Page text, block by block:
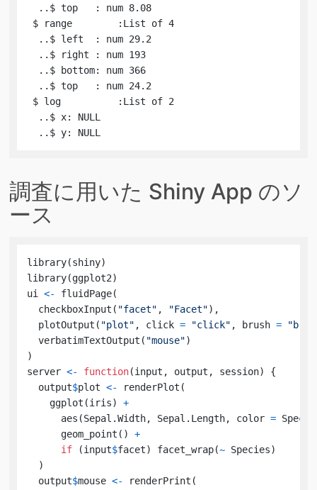
  ..$ top   : num 8.08
$ range        :List of 4
  ..$ left  : num 29.2
  ..$ right : num 193
  ..$ bottom: num 366
  ..$ top   : num 24.2
$ log          :List of 2
  ..$ x: NULL
  ..$ y: NULL
調査に用いた Shiny App のソ
ース
library(shiny)
library(ggplot2)
ui <- fluidPage(
  checkboxInput
( "facet" , "Facet") ,
  plotOutput
( "plot" , click = "click" , brush =
  verbatimTextOutput
( "mouse")
)
server <- function(input , output , session)
{
  output
$plot <- renderPlot (
    ggplot
(iris)
+
      aes
(Sepal.Width, Sepal.Length, color =
      geom_point
( )
+
if
(input$facet) facet_wrap(~ Species)
)
  output
$mouse <- renderPrint (